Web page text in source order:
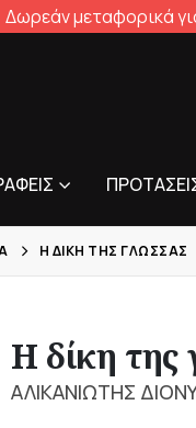
Δωρεάν μεταφορικά
Η ΔΊΚΗ ΤΗΣ ΓΛΏΣΣΑΣ
Η δίκη
ΑΛΙΚΑΝΙΩΤΗΣ